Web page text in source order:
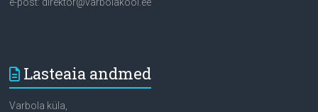
Lasteaia andmed
Varbola küla,